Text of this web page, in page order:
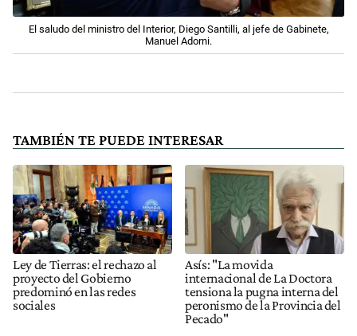
El saludo del ministro del Interior, Diego Santilli, al jefe de Gabinete,
Manuel Adorni.
TAMBIÉN TE PUEDE INTERESAR
Ley de Tierras: el rechazo al
proyecto del Gobierno
predominó en las redes
sociales
Asís: "La movida
internacional de La Doctora
tensiona la pugna interna del
peronismo de la Provincia del
Pecado"